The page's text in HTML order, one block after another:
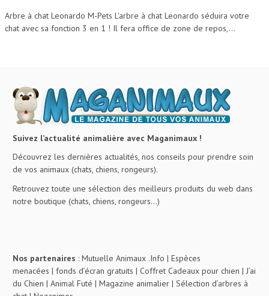
Arbre à chat Leonardo M-Pets L'arbre à chat Leonardo séduira votre
chat avec sa fonction 3 en 1 ! Il fera office de zone de repos,...
Suivez l’actualité animalière avec Maganimaux !
Découvrez les dernières actualités, nos conseils pour prendre soin
de vos animaux (chats, chiens, rongeurs).
Retrouvez toute une sélection des meilleurs produits du web dans
notre boutique (chats, chiens, rongeurs…)
Nos partenaires : Mutuelle Animaux .Info | Espèces
menacées | fonds d’écran gratuits | Coffret Cadeaux pour chien | J’ai
du Chien | Animal Futé | Magazine animalier | Sélection d’arbres à